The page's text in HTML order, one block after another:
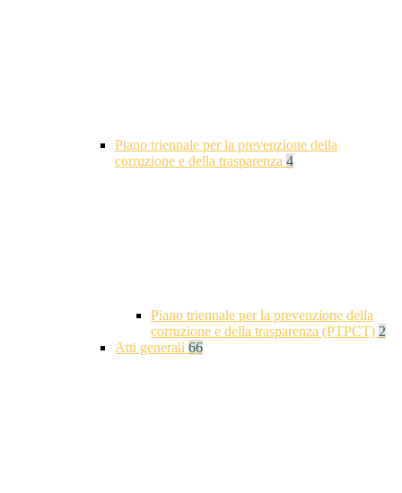
Piano triennale per la prevenzione della
corruzione e della trasparenza 4
Piano triennale per la prevenzione della
corruzione e della trasparenza (PTPCT) 2
Atti generali 66